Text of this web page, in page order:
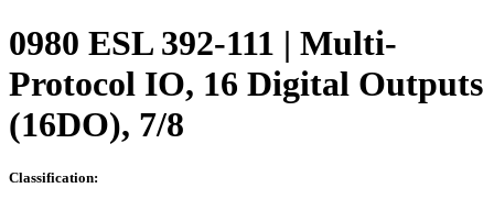
0980 ESL 392-111 | Multi-
Protocol IO, 16 Digital Outputs
(16DO), 7/8
Classification: